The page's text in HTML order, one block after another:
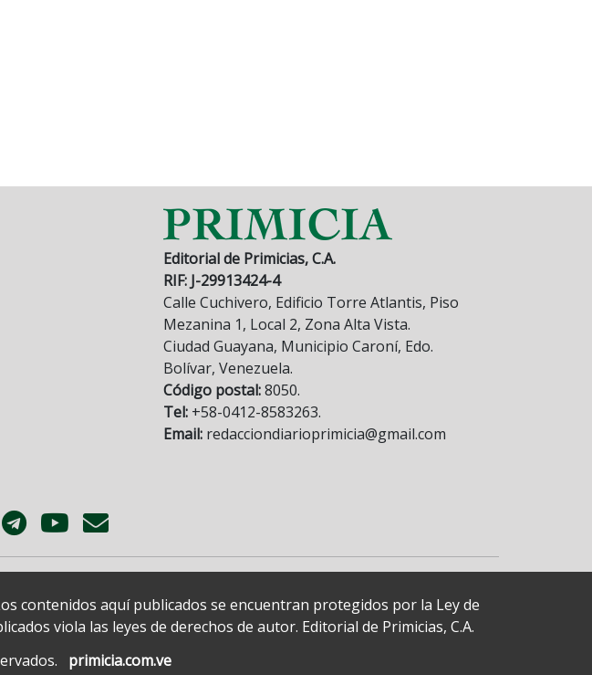
Editorial de Primicias, C.A.
RIF: J-29913424-4
Calle Cuchivero, Edificio Torre Atlantis, Piso
Mezanina 1, Local 2, Zona Alta Vista.
Ciudad Guayana, Municipio Caroní, Edo.
Bolívar, Venezuela.
Código postal:8050.
Tel: +58-0412-8583263.
Email: redacciondiarioprimicia@gmail.com
contenidos aquí publicados se encuentran protegidos por la Ley de
viola las leyes de derechos de autor. Editorial de Primicias, C.A.
primicia.com.ve